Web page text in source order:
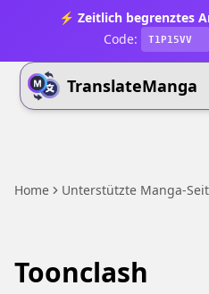
⚡ Zeitlich begrenztes
Code:
T1P15VV
TranslateManga
Home Unterstützte Manga-
Toonclash